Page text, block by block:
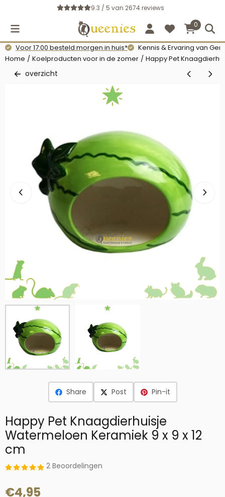
Cookievoorkeuren zijn momenteel gesloten.
9.3 / 5 van 2674reviews
0
Voor 17:00 besteld morgen in huis*
Kennis & Ervaring van
Home / Koelproducten voor in de zomer / Happy Pet
overzicht
Share Post Pin-it
Happy Pet Knaagdierhuisje
Watermeloen Keramiek 9 x 9 x 12
cm
2 Beoordelingen
€4,95